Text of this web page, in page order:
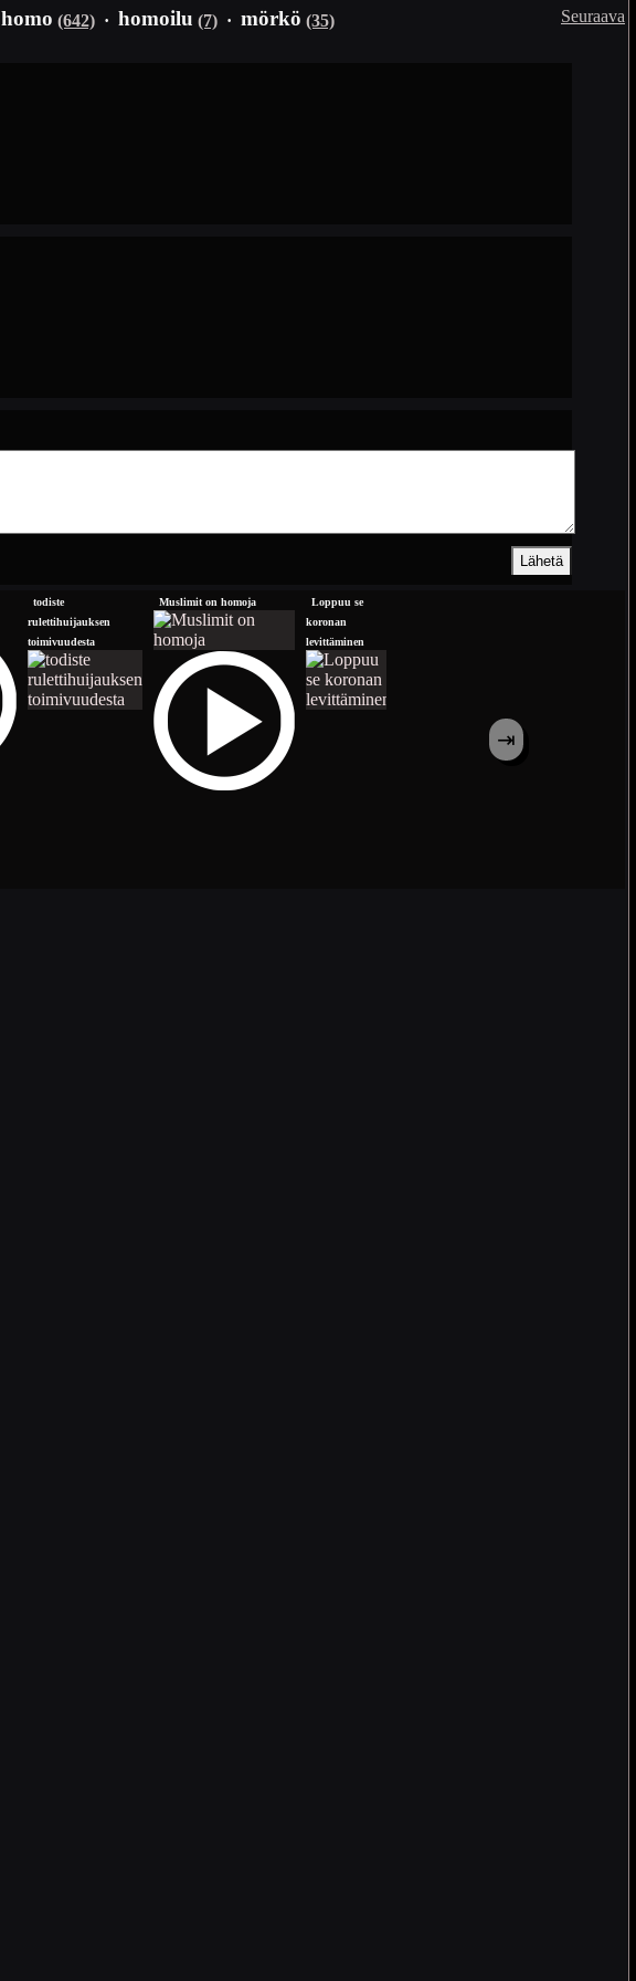
homo (642) · homoilu (7) · mörkö (35) Seuraava
todiste
rulettihuijauksen
toimivuudesta
Muslimit on homoja
Loppuu se
koronan
levittäminen
⇥